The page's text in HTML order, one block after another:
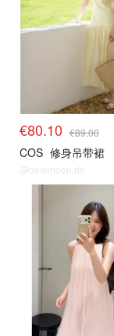
€80.10 €89.00
COS 修身吊带裙
@dealmoon.de